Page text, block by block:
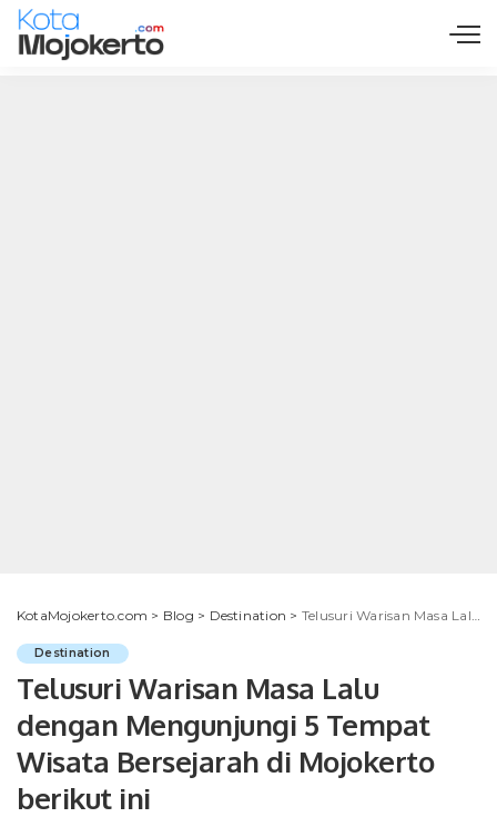
KotaMojokerto.com > Blog > Destination > Telusuri Warisan Masa Lalu dengan Mengunjungi 5 Tempat Wisata Bersejarah di Mojokerto berikut ini
Destination
Telusuri Warisan Masa Lalu
dengan Mengunjungi 5 Tempat
Wisata Bersejarah di Mojokerto
berikut ini